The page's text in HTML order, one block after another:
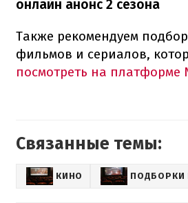
онлайн анонс 2 сезона
Также рекомендуем
фильмов и сериалов,
посмотреть на платформе
Связанные темы:
КИНО ПОДБОРКИ